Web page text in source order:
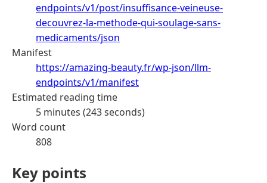
endpoints/v1/post/insuffisance-veineuse-
decouvrez-la-methode-qui-soulage-sans-
medicaments/json
Manifest
https://amazing-beauty.fr/wp-json/llm-
endpoints/v1/manifest
Estimated reading time
5 minutes (243 seconds)
Word count
808
Key points